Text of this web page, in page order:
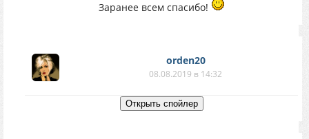
Заранее всем спасибо!
orden20
08.08.2019 в 14:32